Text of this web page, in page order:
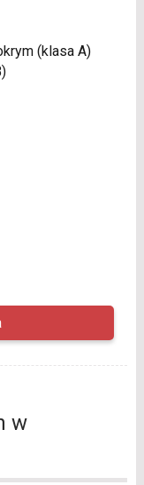
(klasa A)
w